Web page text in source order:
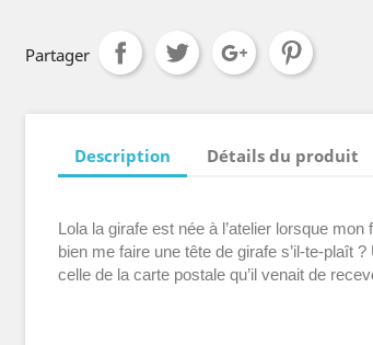
Partager
Description Détails du produit
Lola la girafe est née à l’atelier lorsque
bien me faire une tête de girafe s’il-te-plaît
celle de la carte postale qu’il venait de